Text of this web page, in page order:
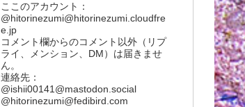
ここのアカウント：
@hitorinezumi@hitorinezumi.cloudfre
e.jp
コメント欄からのコメント以外（リプ
ライ、メンション、DM）は届きませ
ん。
連絡先：
@ishii00141@mastodon.social
@hitorinezumi@fedibird.com